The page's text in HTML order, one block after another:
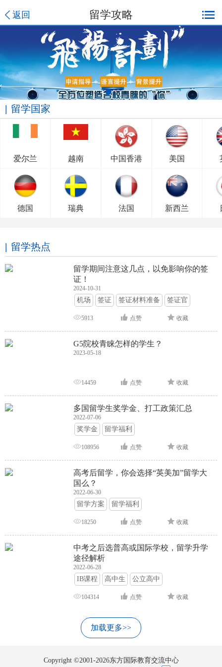
返回 留学攻略
留学国家
爱尔兰 越南 中国香港 美国
德国 瑞典 法国 新西兰
留学热点
留学期间注意这几点，以免影响你的签
证！
2024-10-31
机场 签证 签证材料准备 签证官
签证面试 签证申请攻略
5913 点赞 收藏
G5院校青睐怎样的学生？
2023-05-18
14459 点赞 收藏
多国留学生奖学金、打工政策汇总
2022-07-06
奖学金 留学福利
108956 点赞 收藏
高考后留学，你会选择“英美加”留学大
国么？
2022-06-30
留学方案 留学福利
18250 点赞 收藏
中考之后选普高或国际学校，留学升学
途径解析
2022-06-28
IB课程 高中生 公立高中
104314 点赞 收藏
加载更多>>
Copyright ©2001-2026东方国际教育交流中心